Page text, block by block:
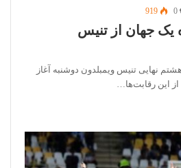
919
جهان از تنیس
نهایی تنیس ویمبلدون دوشنبه آغاز
این رقابت‌ها…